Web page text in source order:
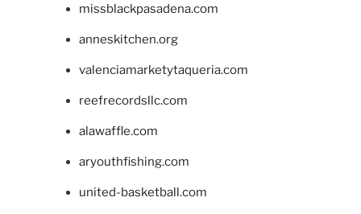
missblackpasadena.com
anneskitchen.org
valenciamarketytaqueria.com
reefrecordsllc.com
alawaffle.com
aryouthfishing.com
united-basketball.com